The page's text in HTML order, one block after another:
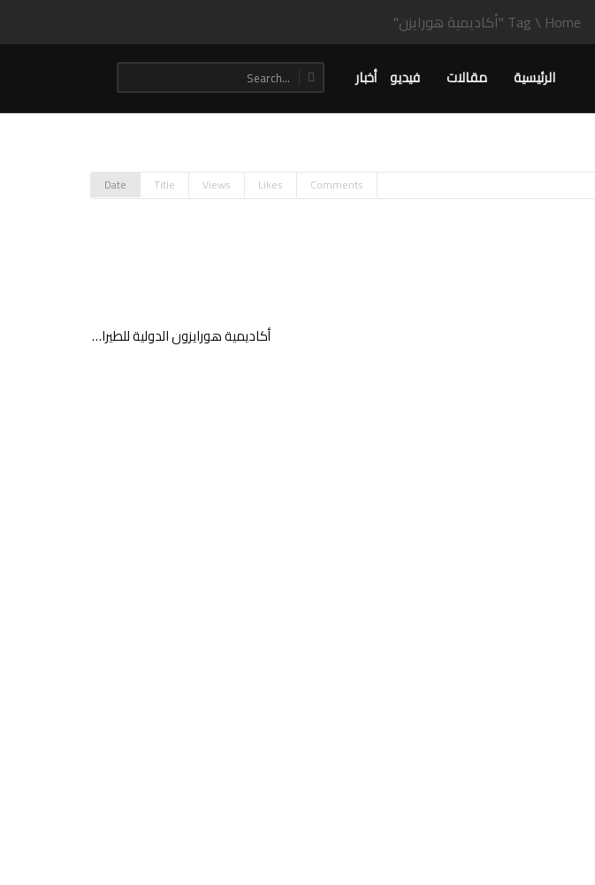
Home
\ Tag "أكاديمية هورايزن"
الرئيسية مقالات فيديو أخبار
Date Title Views Likes Comments
أكاديمية هورايزون الدولية للطيران توقّع اتفاقية لشراء 12 طائرة مروحية نوع Bell 505 Jet Ranger X